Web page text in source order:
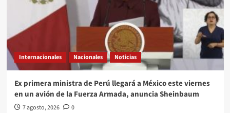
Internacionales Nacionales Noticias
Ex primera ministra de Perú llegará a México este viernes
en un avión de la Fuerza Armada, anuncia Sheinbaum
7 agosto, 2026 0